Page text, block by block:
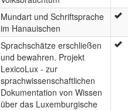
Mundart und Schriftsprache
im Hanauischen
Sprachschätze erschließen
und bewahren. Projekt
LexicoLux - zur
sprachwissenschaftlichen
Dokumentation von Wissen
über das Luxemburgische